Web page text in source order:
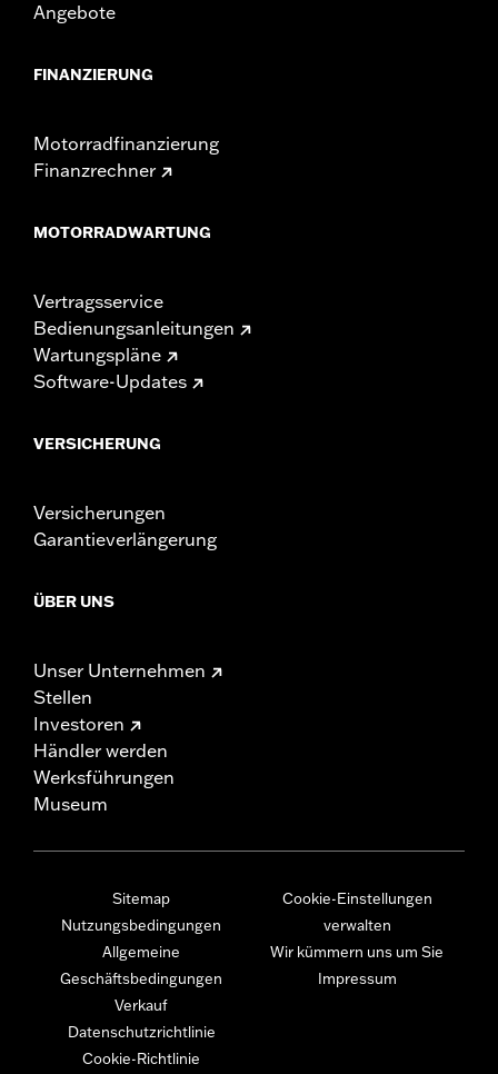
Angebote
FINANZIERUNG
Motorradfinanzierung
Finanzrechner
MOTORRADWARTUNG
Vertragsservice
Bedienungsanleitungen
Wartungspläne
Software-Updates
VERSICHERUNG
Versicherungen
Garantieverlängerung
ÜBER UNS
Unser Unternehmen
Stellen
Investoren
Händler werden
Werksführungen
Museum
Sitemap
Nutzungsbedingungen
Allgemeine
Geschäftsbedingungen
Verkauf
Datenschutzrichtlinie
Cookie-Richtlinie
Cookie-Einstellungen
verwalten
Wir kümmern uns um Sie
Impressum